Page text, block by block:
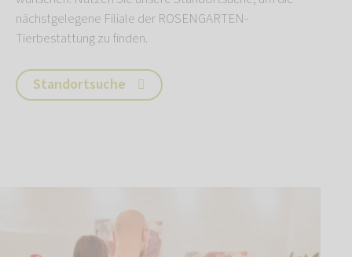
nächstgelegene Filiale der ROSENGARTEN-
Tierbestattung zu finden.
Standortsuche